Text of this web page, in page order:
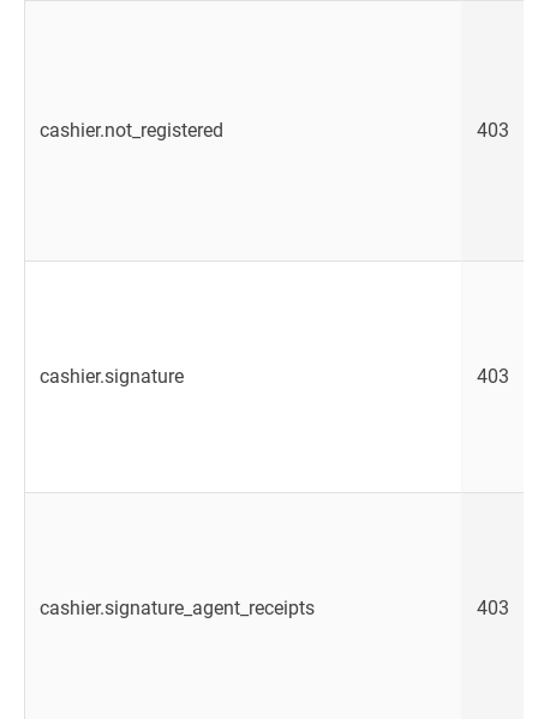
cashier.not_registered 403
cashier.signature 403
cashier.signature_agent_receipts 403